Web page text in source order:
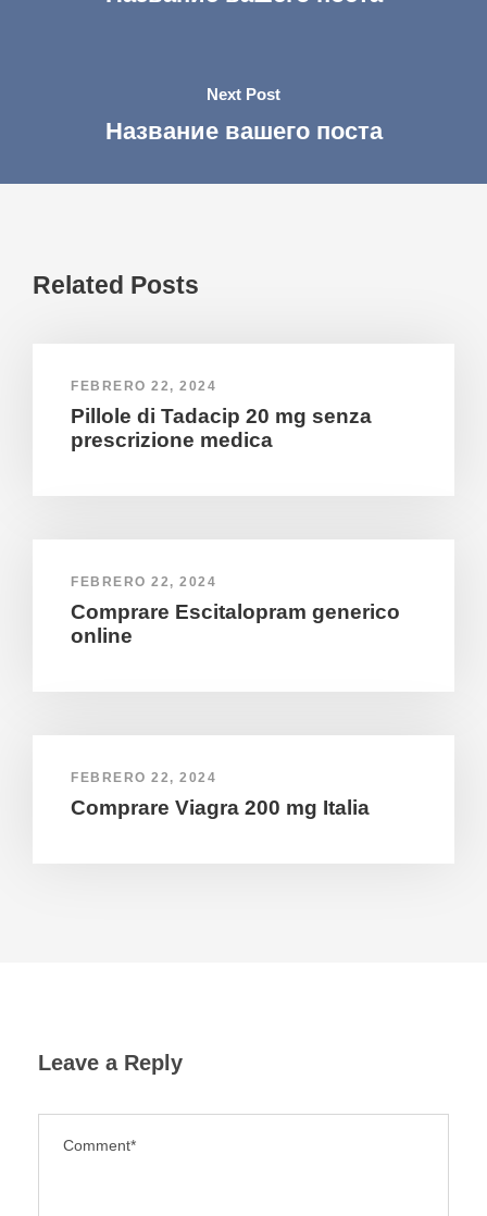
Next Post
Название вашего поста
Related Posts
FEBRERO 22, 2024
Pillole di Tadacip 20 mg senza
prescrizione medica
FEBRERO 22, 2024
Comprare Escitalopram generico
online
FEBRERO 22, 2024
Comprare Viagra 200 mg Italia
Leave a Reply